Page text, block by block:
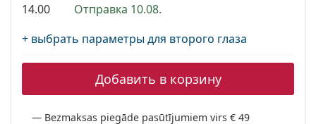
Persol
Prada
Все бренды
14.00
Отправка 10.08.
+ выбрать параметры для второго глаза
Добавить в корзину
Bezmaksas piegāde pasūtījumiem virs € 49